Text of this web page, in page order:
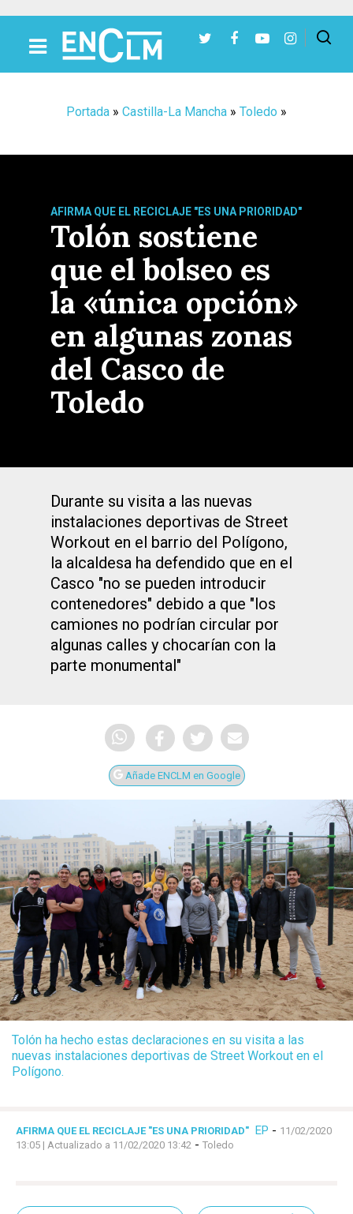
Portada » Castilla-La Mancha » Toledo »
AFIRMA QUE EL RECICLAJE "ES UNA PRIORIDAD"
Tolón sostiene
que el bolseo es
la «única opción»
en algunas zonas
del Casco de
Toledo
Durante su visita a las nuevas
instalaciones deportivas de Street
Workout en el barrio del Polígono,
la alcaldesa ha defendido que en el
Casco "no se pueden introducir
contenedores" debido a que "los
camiones no podrían circular por
algunas calles y chocarían con la
parte monumental"
Añade ENCLM en Google
Tolón ha hecho estas declaraciones en su visita a las
nuevas instalaciones deportivas de Street Workout en el
Polígono.
AFIRMA QUE EL RECICLAJE "ES UNA PRIORIDAD" EP - 11/02/2020
13:05 | Actualizado a 11/02/2020 13:42 - Toledo